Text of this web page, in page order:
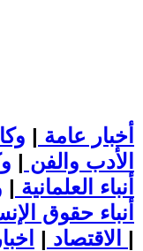
أخبار عامة |
الأدب والفن |
أنباء العلمانية |
أنباء حقوق
الاقتصاد | |